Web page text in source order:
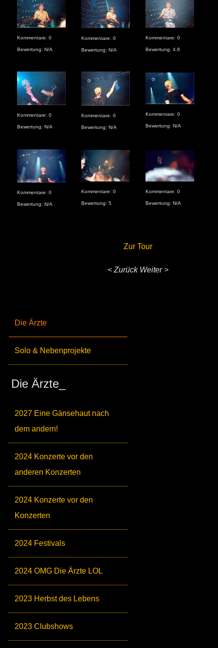
Die Ärzte
Solo & Nebenprojekte
Die Ärzte_
2027 Eine Gänsehaut nach
dem andern!
2024 Konzerte vor den
anderen Konzerten
2024 Konzerte vor den
Konzerten
2024 Festivals
2024 OMG Die Ärzte LOL
2023 Herbst des Lebens
2023 Clubshows
Kommentare: 0
Bewertung: N/A
Kommentare: 0
Bewertung: N/A
Kommentare: 0
Bewertung: 4.8
Kommentare: 0
Bewertung: N/A
Kommentare: 0
Bewertung: N/A
Kommentare: 0
Bewertung: N/A
Kommentare: 0
Bewertung: N/A
Kommentare: 0
Bewertung: 5
Kommentare: 0
Bewertung: N/A
Zur Tour
< Zurück Weiter >